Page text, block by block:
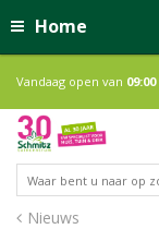
Home
Nieuws
Vandaag open van 09:00